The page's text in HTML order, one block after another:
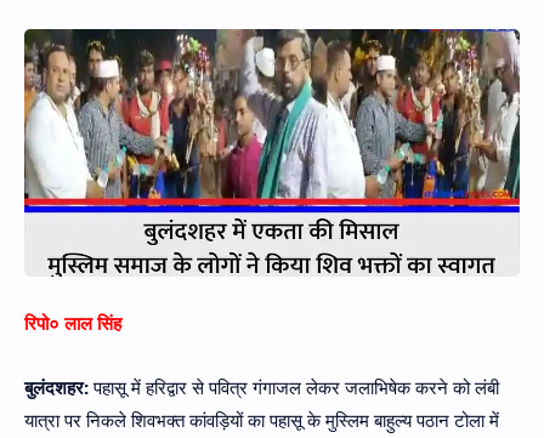
रिपो० लाल सिंह
बुलंदशहर:पहासू में हरिद्वार से पवित्र गंगाजल लेकर जलाभिषेक करने को लंबी
यात्रा पर निकले शिवभक्त कांवड़ियों का पहासू के मुस्लिम बाहुल्य पठान टोला में